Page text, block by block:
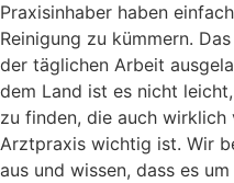
Praxisinhaber haben
Reinigung zu kümmern.
der täglichen Arbeit
dem Land ist es nicht
zu finden, die auch wirklich
Arztpraxis wichtig ist. Wir
aus und wissen, dass es